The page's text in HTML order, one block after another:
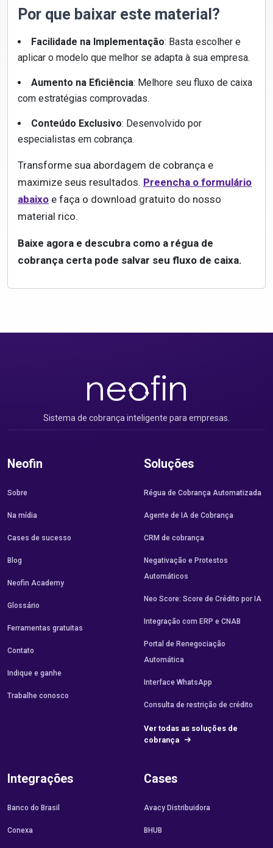
Por que baixar este material?
Facilidade na Implementação: Basta escolher e
aplicar o modelo que melhor se adapta à sua empresa.
Aumento na Eficiência: Melhore seu fluxo de caixa
com estratégias comprovadas.
Conteúdo Exclusivo: Desenvolvido por
especialistas em cobrança.
Transforme sua abordagem de cobrança e
maximize seus resultados. Preencha o formulário
abaixo e faça o download gratuito do nosso
material rico.
Baixe agora e descubra como a régua de
cobrança certa pode salvar seu fluxo de caixa.
Sistema de cobrança inteligente para empresas.
Neofin
Sobre
Na mídia
Cases de sucesso
Blog
Neofin Academy
Glossário
Ferramentas gratuitas
Contato
Indique e ganhe
Trabalhe conosco
Soluções
Régua de Cobrança Automatizada
Agente de IA de Cobrança
CRM de cobrança
Negativação e Protestos
Automáticos
Neo Score: Score de Crédito por IA
Integração com ERP e CNAB
Portal de Renegociação
Automática
Interface WhatsApp
Consulta de restrição de crédito
Ver todas as soluções de
cobrança
Integrações
Banco do Brasil
Conexa
Cases
Avacy Distribuidora
BHUB